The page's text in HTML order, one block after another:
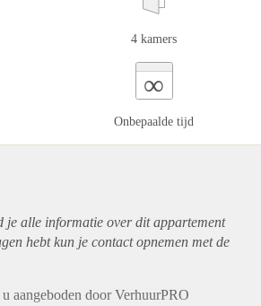
4 kamers
∞
Onbepaalde tijd
je alle informatie over ditappartement
hebt kun je contact opnemen met de
aangeboden door VerhuurPRO